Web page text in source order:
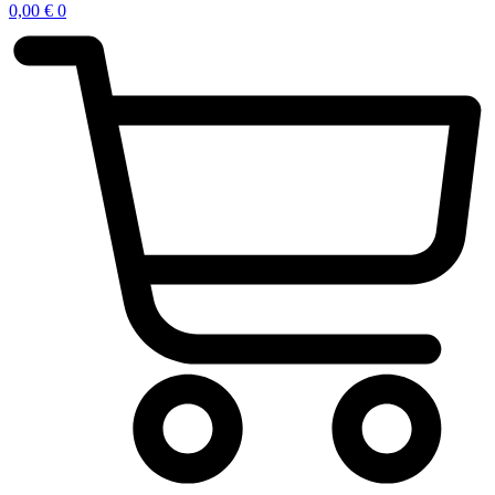
0,00 € 0